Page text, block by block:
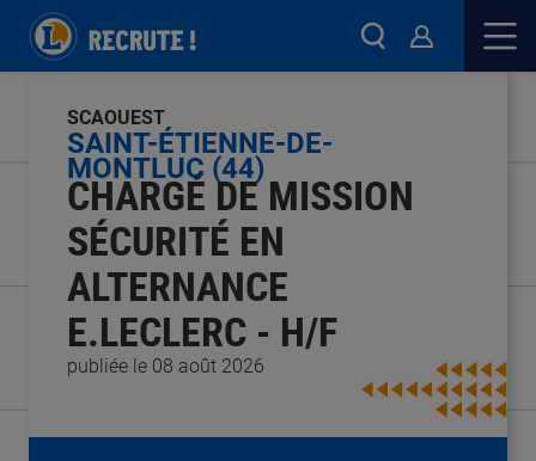
publiée le 08 août 2026
CHARGÉ DE MISSION
SÉCURITÉ EN
ALTERNANCE
E.LECLERC - H/F
SAINT-ÉTIENNE-DE-
MONTLUC (44)
SCAOUEST